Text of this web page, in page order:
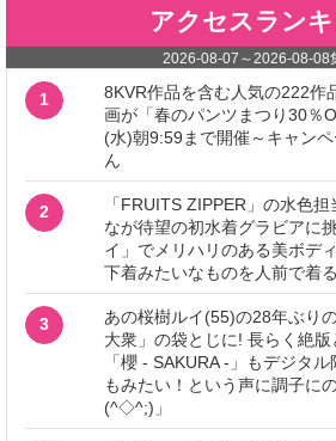
アクセスラン
2026-08-07 ～2026-08-08
1
8KVR作品を含む人気の222作
画が「春のパンツまつり30％
(水)朝9:59まで開催～キャン
ん
2
「FRUITS ZIPPER」の水色担
なが待望の初水着グラビアに
イ」でメリハリのある美ボデ
下着みたいなものを人前で着
3
あの桜樹ルイ(55)の28年ぶり
大衆」の袋とじに! 長らく絶
「櫻 - SAKURA -」もデジタ
もみたい！という声に調子に
(^◇^;)」